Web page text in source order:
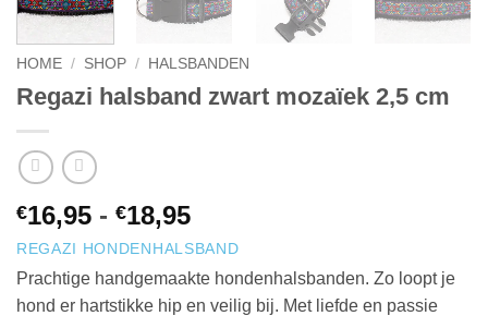
HOME / SHOP / HALSBANDEN
Regazi halsband zwart mozaïek 2,5 cm
€16,95 - €18,95Prijsklasse:
€16,95
tot
€18,95
REGAZI HONDENHALSBAND
Prachtige handgemaakte hondenhalsbanden. Zo loopt je
hond er hartstikke hip en veilig bij. Met liefde en passie